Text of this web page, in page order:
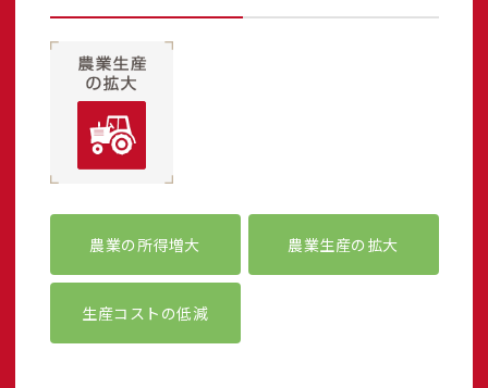
農業の所得増大 農業生産の拡大
生産コストの低減